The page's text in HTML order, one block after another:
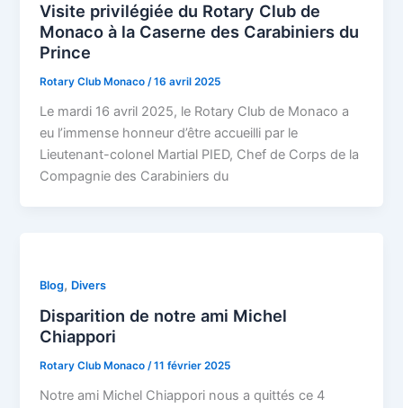
Visite privilégiée du Rotary Club de
Monaco à la Caserne des Carabiniers du
Prince
Rotary Club Monaco/16 avril 2025
Le mardi 16 avril 2025, le Rotary Club de Monaco a
eu l’immense honneur d’être accueilli par le
Lieutenant-colonel Martial PIED, Chef de Corps de la
Compagnie des Carabiniers du
Blog, Divers
Disparition de notre ami Michel
Chiappori
Rotary Club Monaco/11 février 2025
Notre ami Michel Chiappori nous a quittés ce 4